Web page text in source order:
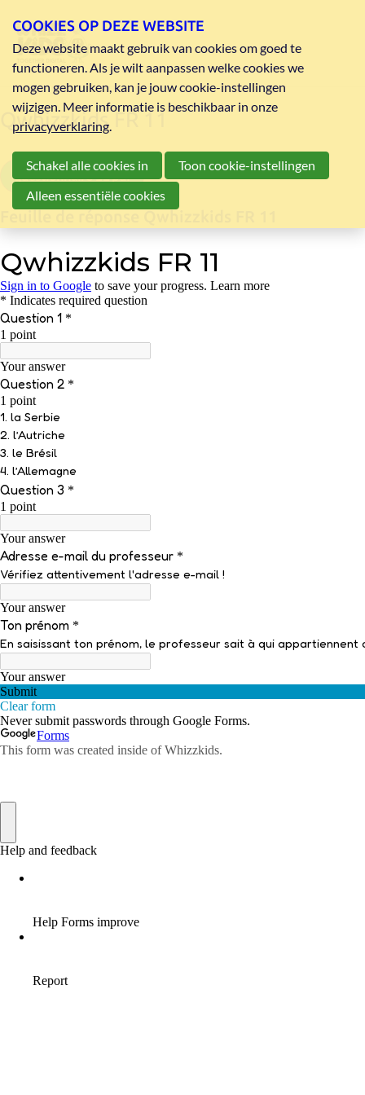
Qwhizzkids FR 11
questionnaire 11 pdf
COOKIES OP DEZE WEBSITE
Deze website maakt gebruik van cookies om goed te
functioneren. Als je wilt aanpassen welke cookies we
mogen gebruiken, kan je jouw cookie-instellingen
wijzigen. Meer informatie is beschikbaar in onze
privacyverklaring.
Schakel alle cookies in
Toon cookie-instellingen
Alleen essentiële cookies